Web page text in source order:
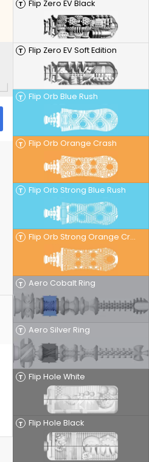
T Flip Zero EV Black
T Flip Zero EV Soft Edition
T Flip Orb Blue Rush
T Flip Orb Orange Crash
T Flip Orb Strong Blue Rush
T Flip Orb Strong Orange Crash
T Aero Cobalt Ring
T Aero Silver Ring
T Flip Hole White
T Flip Hole Black